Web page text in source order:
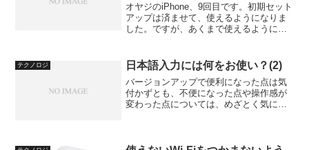
オヤジのiPhone、9回目です。初期セット
アップは済ませて、使えるようになりま
した。ですが、あくまで使えるようにな
は、iPhone本体の画面がたくさん出てき
ますが、この...
テクノロジ 日本語入力には何をお使い？(2)
バージョンアップで便利になった点は気
付かずとも、不便になった点や操作感が
変わった点については、めざとく気にな